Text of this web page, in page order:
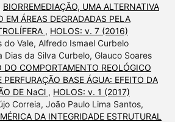
BIORREMEDIAÇÃO, UMA ALTERNATIVA
EM ÁREAS DEGRADADAS PELA
, HOLOS: v. 7 (2016)
do Vale, Alfredo Ismael Curbelo
Dias da Silva Curbelo, Glauco Soares
DO COMPORTAMENTO REOLÓGICO
PERFURAÇÃO BASE ÁGUA: EFEITO DA
DE NaCl , HOLOS: v. 1 (2017)
Correia, João Paulo Lima Santos,
DA INTEGRIDADE ESTRUTURAL